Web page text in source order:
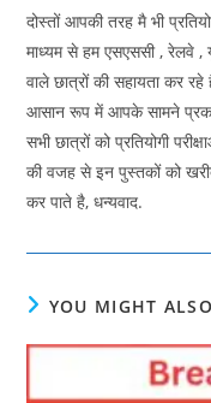
दोस्तों आपकी तरह मै भी
माध्यम से हम एसएससी , रेलवे ,
वाले छात्रों की सहायता कर
आसान रूप में आपके सामने
सभी छात्रों को प्रतियोगी
की वजह से इन पुस्तकों को
कर पाते है, धन्यवाद.
YOU MIGHT